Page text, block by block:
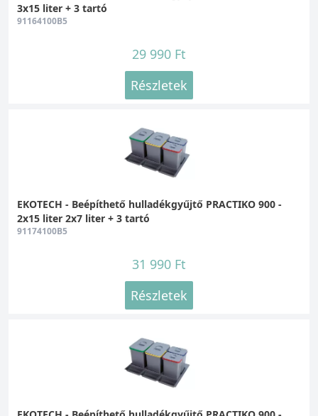
3x15 liter + 3 tartó
91164100B5
29 990 Ft
Részletek
EKOTECH - Beépíthető hulladékgyűjtő PRACTIKO 900 -
2x15 liter 2x7 liter + 3 tartó
91174100B5
31 990 Ft
Részletek